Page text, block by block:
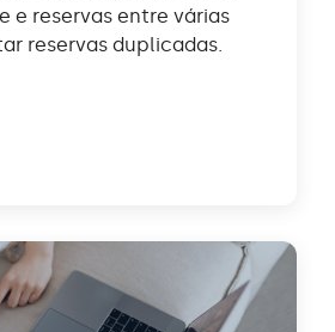
e reservas entre várias
reservas duplicadas.